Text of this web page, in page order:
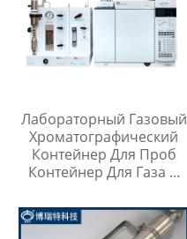
Лабораторный Газовый
Хроматографический
Контейнер Для Проб
Контейнер Для Газа И
Инъекций